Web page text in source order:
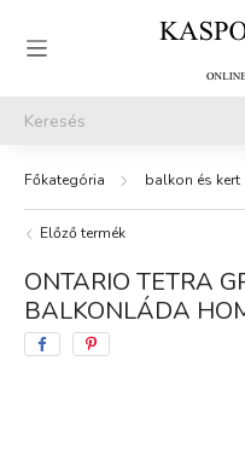
balkon és kert
Előző termék
ONTARIO TETRA
BALKONLÁDA